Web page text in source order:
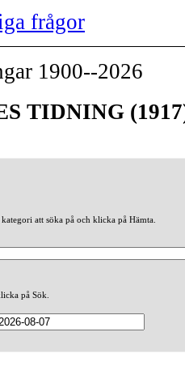
frågor
1900--2026
TIDNING
att söka på och klicka på Hämta.
på Sök.